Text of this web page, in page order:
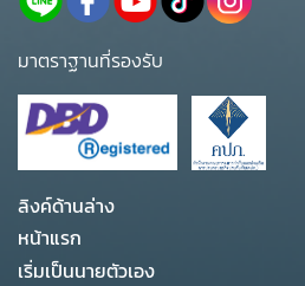
มาตราฐานที่รองรับ
ลิงค์ด้านล่าง
หน้าแรก
เริ่มเป็นนายตัวเอง